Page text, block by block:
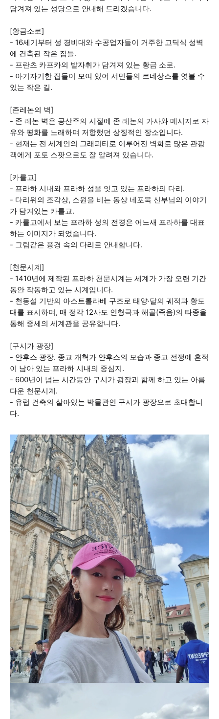
담겨져 있는 성당으로 안내해 드리겠습니다.
[황금소로]
- 16세기부터 성 경비대와 수공업자들이 거주한 고딕식 성벽
에 건축된 작은 집들.
- 프란츠 카프카의 발자취가 담겨져 있는 황금 소로.
- 아기자기한 집들이 모여 있어 서민들의 르네상스를 엿볼 수
있는 작은 길.
[존레논의 벽]
- 존 레논 벽은 공산주의 시절에 존 레논의 가사와 메시지로 자
유와 평화를 노래하며 저항했던 상징적인 장소입니다.
- 현재는 전 세계인의 그래피티로 이루어진 벽화로 많은 관광
객에게 포토 스팟으로도 잘 알려져 있습니다.
[카를교]
- 프라하 시내와 프라하 성을 잇고 있는 프라하의 다리.
- 다리위의 조각상, 소원을 비는 동상 네포묵 신부님의 이야기
가 담겨있는 카를교.
- 카를교에서 보는 프라하 성의 전경은 어느새 프라하를 대표
하는 이미지가 되었습니다.
- 그림같은 풍경 속의 다리로 안내합니다.
[천문시계]
- 1410년에 제작된 프라하 천문시계는 세계가 가장 오랜 기간
동안 작동하고 있는 시계입니다.
- 천동설 기반의 아스트롤라베 구조로 태양·달의 궤적과 황도
대를 표시하며, 매 정각 12사도 인형극과 해골(죽음)의 타종을
통해 중세의 세계관을 공유합니다.
[구시가 광장]
- 얀후스 광장. 종교 개혁가 얀후스의 모습과 종교 전쟁에 흔적
이 남아 있는 프라하 시내의 중심지.
- 600년이 넘는 시간동안 구시가 광장과 함께 하고 있는 아름
다운 천문시계.
- 유럽 건축의 살아있는 박물관인 구시가 광장으로 초대합니
다.